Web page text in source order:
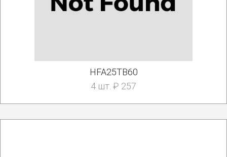
HFA25TB60
4 шт. ₽ 257